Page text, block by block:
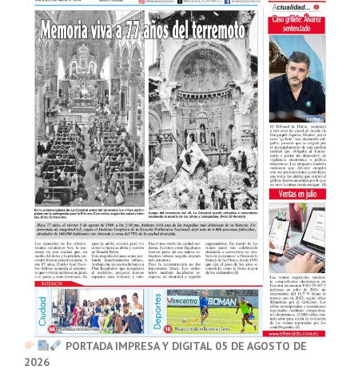
PORTADA IMPRESA Y DIGITAL 05 DE AGOSTO DE
2026